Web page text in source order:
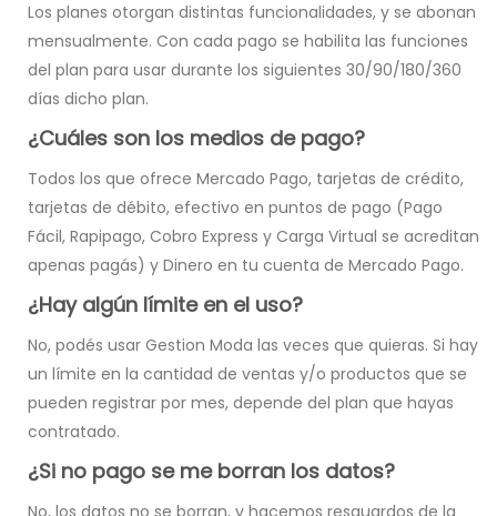
Los planes otorgan distintas funcionalidades, y se abonan
mensualmente. Con cada pago se habilita las funciones
del plan para usar durante los siguientes 30/90/180/360
días dicho plan.
¿Cuáles son los medios de pago?
Todos los que ofrece Mercado Pago, tarjetas de crédito,
tarjetas de débito, efectivo en puntos de pago (Pago
Fácil, Rapipago, Cobro Express y Carga Virtual se acreditan
apenas pagás) y Dinero en tu cuenta de Mercado Pago.
¿Hay algún límite en el uso?
No, podés usar Gestion Moda las veces que quieras. Si hay
un límite en la cantidad de ventas y/o productos que se
pueden registrar por mes, depende del plan que hayas
contratado.
¿Si no pago se me borran los datos?
No, los datos no se borran, y hacemos resguardos de la